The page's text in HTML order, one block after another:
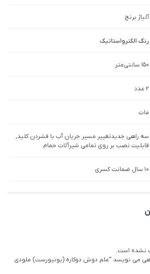
آلیاژ برنج
رنگ الکترواستاتیک
150 سانتی‌متر
2 عدد
مات
سه راهی جدیدتغییر مسیر جریان آب با فشردن کلید,
قابلیت نصب بر روی تمامی شیرآلات حمام
10 سال ضمانت کسری
نشده است.
می نویسد “علم دوش دوکاره (یونیورست) ملودی